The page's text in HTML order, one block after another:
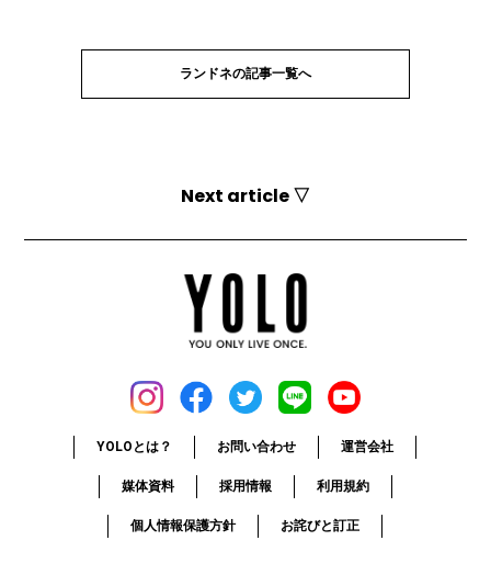
ランドネの記事一覧へ
Next article ▽
YOLOとは？ お問い合わせ 運営会社
媒体資料 採用情報 利用規約
個人情報保護方針 お詫びと訂正